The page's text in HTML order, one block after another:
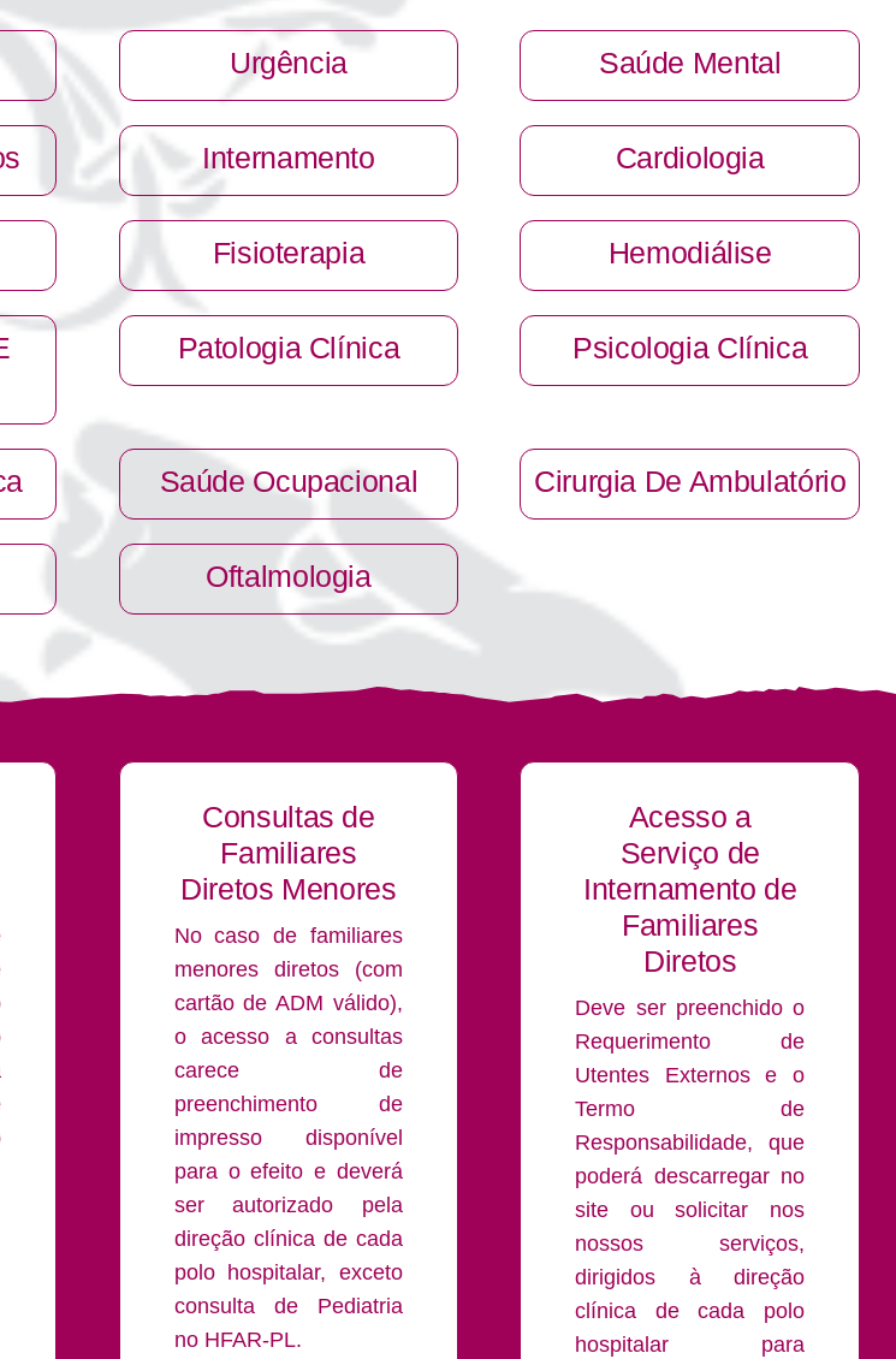
Urgência Saúde Mental
Internamento Cardiologia
Fisioterapia Hemodiálise
Patologia Clínica Psicologia Clínica
Saúde Ocupacional Cirurgia De Ambulatório
Oftalmologia
Consultas de
Familiares
Diretos Menores
No caso de familiares
menores diretos (com
cartão de ADM válido),
o acesso a consultas
carece de
preenchimento de
impresso disponível
para o efeito e deverá
ser autorizado pela
direção clínica de cada
polo hospitalar, exceto
consulta de Pediatria
no HFAR-PL.
Acesso a
Serviço de
Internamento de
Familiares
Diretos
Deve ser preenchido o
Requerimento de
Utentes Externos e o
Termo de
Responsabilidade, que
poderá descarregar no
site ou solicitar nos
nossos serviços,
dirigidos à direção
clínica de cada polo
hospitalar para